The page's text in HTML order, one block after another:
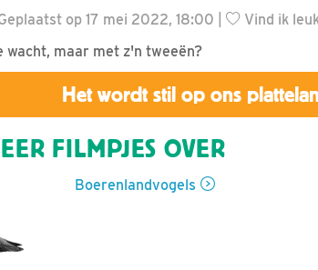
op 17 mei 2022, 18:00 | Vind ik leuk
wacht, maar met z'n tweeën?
Het wordt stil op ons
FILMPJES OVER
Boerenlandvogels